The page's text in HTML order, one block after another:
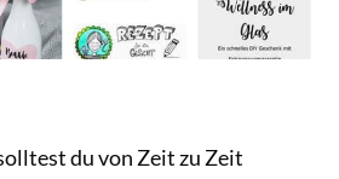
du von Zeit zu Zeit